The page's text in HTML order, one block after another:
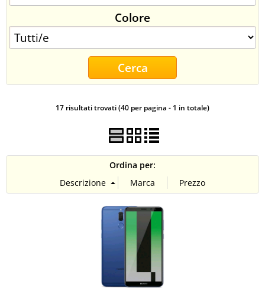
Colore
17 risultati trovati (40 per pagina - 1 in totale)
Ordina per: